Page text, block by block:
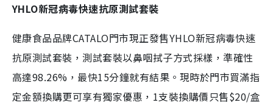
YHLO新冠病毒快速抗原測試套裝
健康食品品牌CATALO門市現正發售YHLO新冠病毒快速
抗原測試套裝，測試套裝以鼻咽拭子方式採樣，準確性
高達98.26%，最快15分鐘就有結果。現時於門市買滿指
定金額換購更可享有獨家優惠，1支裝換購價只售$20/盒